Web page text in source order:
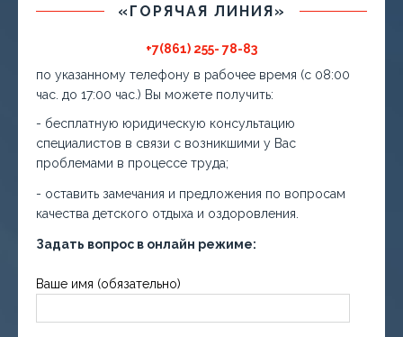
«ГОРЯЧАЯ ЛИНИЯ»
+7(861) 255- 78-83
по указанному телефону в рабочее время (с 08:00
час. до 17:00 час.) Вы можете получить:
- бесплатную юридическую консультацию
специалистов в связи с возникшими у Вас
проблемами в процессе труда;
- оставить замечания и предложения по вопросам
качества детского отдыха и оздоровления.
Задать вопрос в онлайн режиме:
Ваше имя (обязательно)